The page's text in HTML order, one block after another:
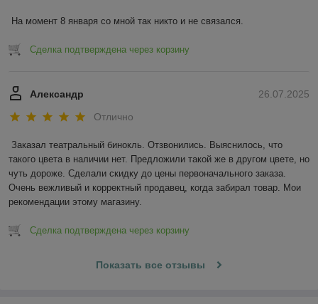
На момент 8 января со мной так никто и не связался.
Сделка подтверждена через корзину
26.07.2025
Александр
Отлично
Заказал театральный бинокль. Отзвонились. Выяснилось, что
такого цвета в наличии нет. Предложили такой же в другом цвете, но
чуть дороже. Сделали скидку до цены первоначального заказа.
Очень вежливый и корректный продавец, когда забирал товар. Мои
рекомендации этому магазину.
Сделка подтверждена через корзину
Показать все отзывы